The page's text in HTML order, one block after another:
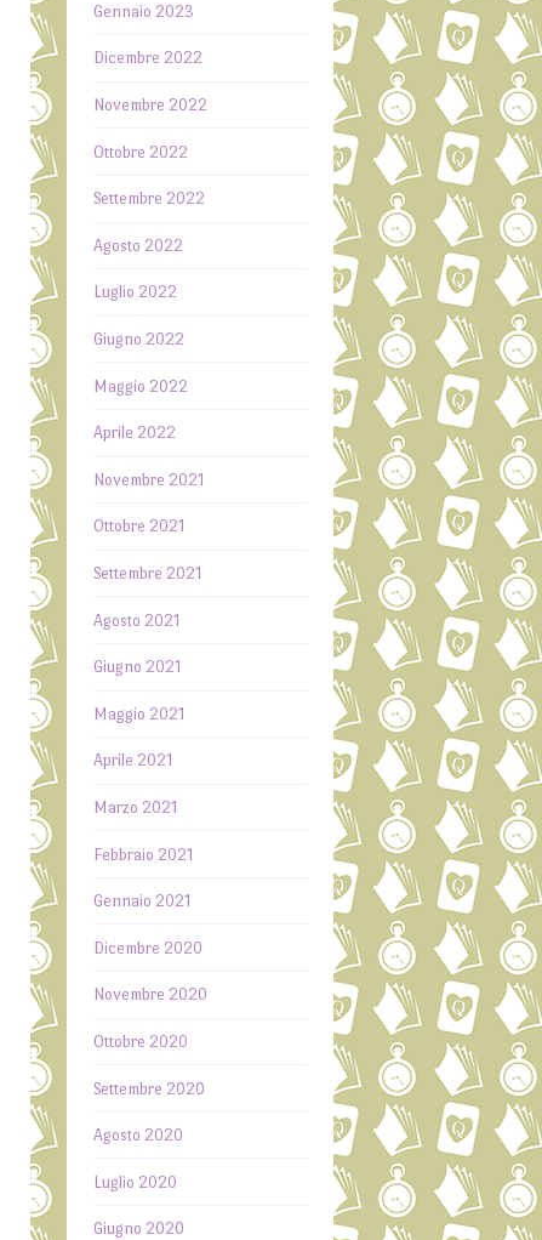
Gennaio 2023
Dicembre 2022
Novembre 2022
Ottobre 2022
Settembre 2022
Agosto 2022
Luglio 2022
Giugno 2022
Maggio 2022
Aprile 2022
Novembre 2021
Ottobre 2021
Settembre 2021
Agosto 2021
Giugno 2021
Maggio 2021
Aprile 2021
Marzo 2021
Febbraio 2021
Gennaio 2021
Dicembre 2020
Novembre 2020
Ottobre 2020
Settembre 2020
Agosto 2020
Luglio 2020
Giugno 2020